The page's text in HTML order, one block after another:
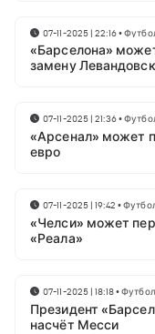
07-11-2025 | 22:16•
«Барселона»
замену
07-11-2025 | 21:36•
«Арсенал» может
евро
07-11-2025 | 19:42 •
«Челси» может
«Реала»
07-11-2025 | 18:18•Футбол
Президент
насчёт Месси